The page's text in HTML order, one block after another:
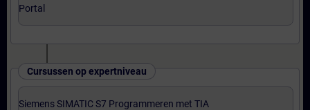
Portal
Cursussen op expertniveau
Siemens SIMATIC S7 Programmeren met TIA